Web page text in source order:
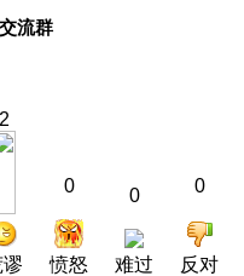
流群
2
0
愤怒
0
难过
0
反对